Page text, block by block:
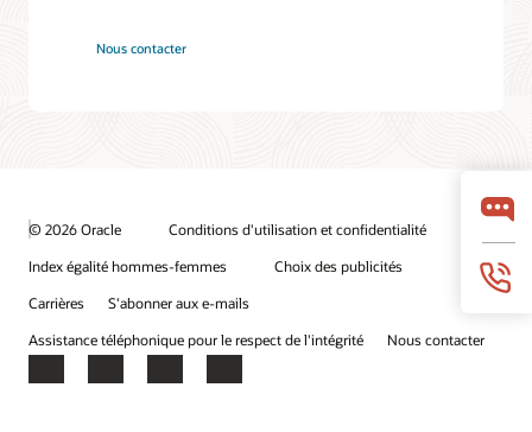
Nous contacter
© 2026 Oracle
Conditions d'utilisation et confidentialité
Index égalité hommes-femmes
Choix des publicités
Carrières
S'abonner aux e-mails
Assistance téléphonique pour le respect de l'intégrité
Nous contacter
Facebook
X LinkedInYouTube